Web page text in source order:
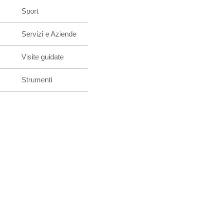
Sport
Servizi e Aziende
Visite guidate
Strumenti